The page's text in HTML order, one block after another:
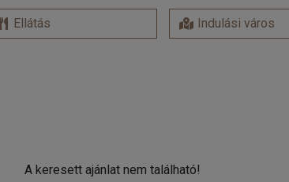
A keresett ajánlat nem található!